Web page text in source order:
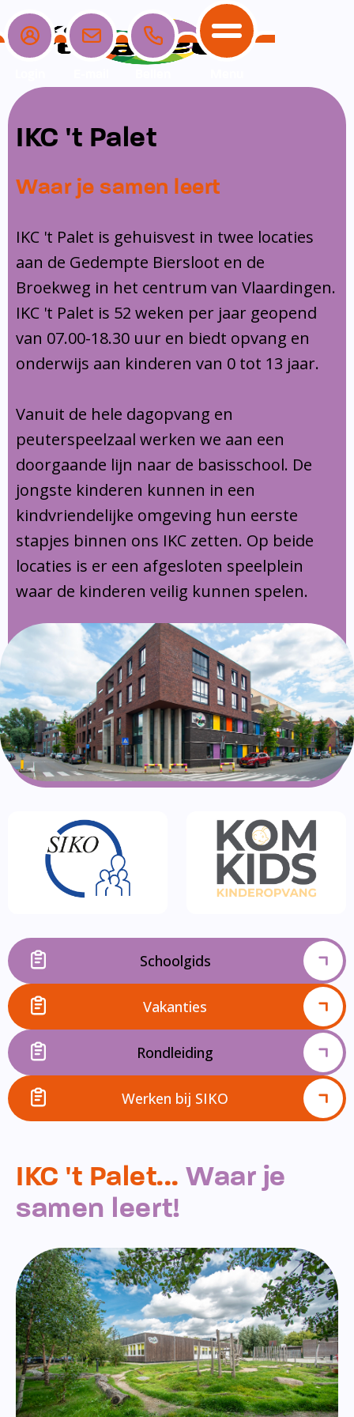
Home
School
Ons team
Schoolgids
Leerlingenzorg
Privacy
Vakanties en lesvrije dagen
Ouders
Ouders
Overblijf
Ouderraad
Medezeggenschapsraad
Klachtenregeling
Opvang
Opvang
Peuterspeelzaal
Buitenschoolse opvang
Communicatie
Communicatie
Contact
IKC 't Palet
Waar je samen leert
IKC 't Palet is gehuisvest in twee locaties
aan de Gedempte Biersloot en de
Broekweg in het centrum van Vlaardingen.
IKC 't Palet is 52 weken per jaar geopend
van 07.00-18.30 uur en biedt opvang en
onderwijs aan kinderen van 0 tot 13 jaar.
Vanuit de hele dagopvang en
peuterspeelzaal werken we aan een
doorgaande lijn naar de basisschool. De
jongste kinderen kunnen in een
kindvriendelijke omgeving hun eerste
stapjes binnen ons IKC zetten. Op beide
locaties is er een afgesloten speelplein
waar de kinderen veilig kunnen spelen.
Schoolgids
Vakanties
Rondleiding
Werken bij SIKO
IKC 't Palet... Waar je
samen leert!